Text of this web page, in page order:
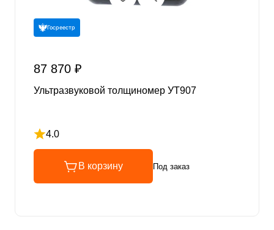
Госреестр
87 870 ₽
Ультразвуковой толщиномер УТ907
4.0
Рейтинг 4 из 5
В корзину Под заказ